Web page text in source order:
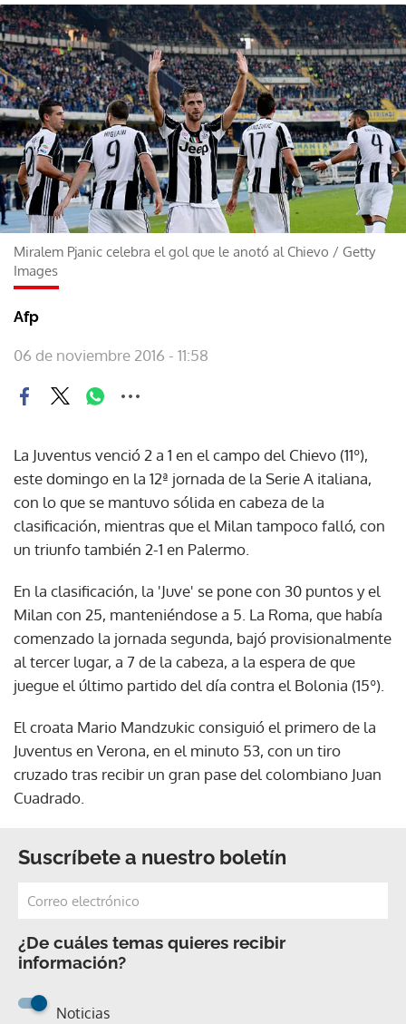
Miralem Pjanic celebra el gol que le anotó al Chievo / Getty
Images
Afp
06 de noviembre 2016 - 11:58
La Juventus venció 2 a 1 en el campo del Chievo (11º),
este domingo en la 12ª jornada de la Serie A italiana,
con lo que se mantuvo sólida en cabeza de la
clasificación, mientras que el Milan tampoco falló, con
un triunfo también 2-1 en Palermo.
En la clasificación, la 'Juve' se pone con 30 puntos y el
Milan con 25, manteniéndose a 5. La Roma, que había
comenzado la jornada segunda, bajó provisionalmente
al tercer lugar, a 7 de la cabeza, a la espera de que
juegue el último partido del día contra el Bolonia (15º).
El croata Mario Mandzukic consiguió el primero de la
Juventus en Verona, en el minuto 53, con un tiro
cruzado tras recibir un gran pase del colombiano Juan
Cuadrado.
Suscríbete a nuestro boletín
¿De cuáles temas quieres recibir
información?
Noticias